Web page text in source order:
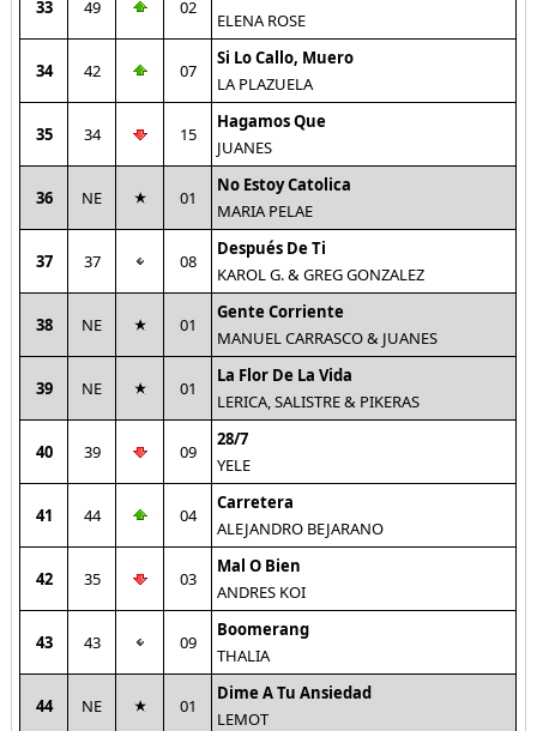
33 49 02
ELENA ROSE
34 42 07
Si Lo Callo, Muero
LA PLAZUELA
35 34 15
Hagamos Que
JUANES
36 NE 01
No Estoy Catolica
MARIA PELAE
37 37 08
Después De Ti
KAROL G. & GREG GONZALEZ
38 NE 01
Gente Corriente
MANUEL CARRASCO & JUANES
39 NE 01
La Flor De La Vida
LERICA, SALISTRE & PIKERAS
40 39 09
28/7
YELE
41 44 04
Carretera
ALEJANDRO BEJARANO
42 35 03
Mal O Bien
ANDRES KOI
43 43 09
Boomerang
THALIA
44 NE 01
Dime A Tu Ansiedad
LEMOT